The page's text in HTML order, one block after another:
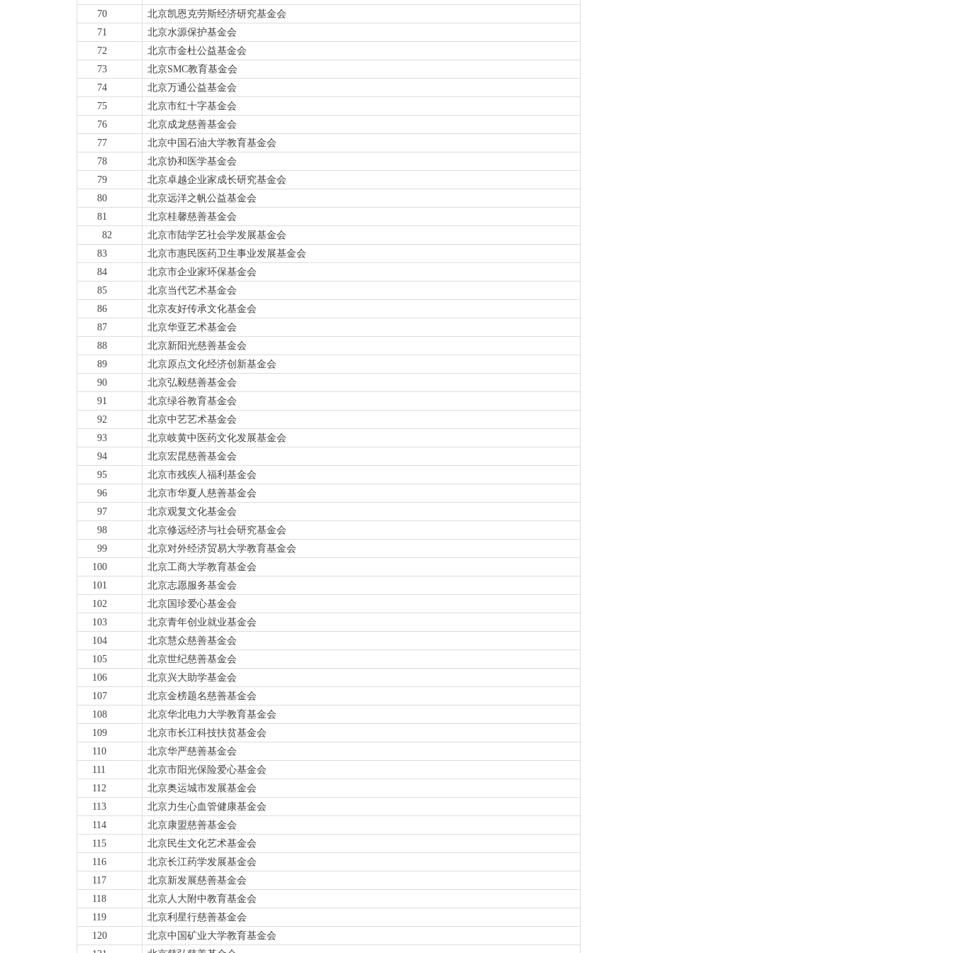
70
北京凯恩克劳斯经济研究基金会
71
北京水源保护基金会
72
北京市金杜公益基金会
73
北京SMC教育基金会
74
北京万通公益基金会
75
北京市红十字基金会
76
北京成龙慈善基金会
77
北京中国石油大学教育基金会
78
北京协和医学基金会
79
北京卓越企业家成长研究基金会
80
北京远洋之帆公益基金会
81
北京桂馨慈善基金会
82
北京市陆学艺社会学发展基金会
83
北京市惠民医药卫生事业发展基金会
84
北京市企业家环保基金会
85
北京当代艺术基金会
86
北京友好传承文化基金会
87
北京华亚艺术基金会
88
北京新阳光慈善基金会
89
北京原点文化经济创新基金会
90
北京弘毅慈善基金会
91
北京绿谷教育基金会
92
北京中艺艺术基金会
93
北京岐黄中医药文化发展基金会
94
北京宏昆慈善基金会
95
北京市残疾人福利基金会
96
北京市华夏人慈善基金会
97
北京观复文化基金会
98
北京修远经济与社会研究基金会
99
北京对外经济贸易大学教育基金会
100
北京工商大学教育基金会
101
北京志愿服务基金会
102
北京国珍爱心基金会
103
北京青年创业就业基金会
104
北京慧众慈善基金会
105
北京世纪慈善基金会
106
北京兴大助学基金会
107
北京金榜题名慈善基金会
108
北京华北电力大学教育基金会
109
北京市长江科技扶贫基金会
110
北京华严慈善基金会
111
北京市阳光保险爱心基金会
112
北京奥运城市发展基金会
113
北京力生心血管健康基金会
114
北京康盟慈善基金会
115
北京民生文化艺术基金会
116
北京长江药学发展基金会
117
北京新发展慈善基金会
118
北京人大附中教育基金会
119
北京利星行慈善基金会
120
北京中国矿业大学教育基金会